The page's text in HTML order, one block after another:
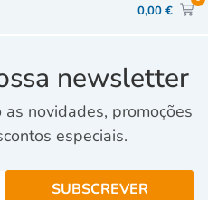
0,00 €
newsletter
novidades, promoções
especiais.